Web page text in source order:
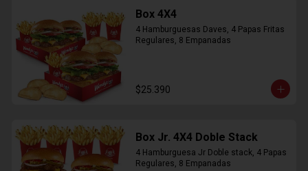
Box 4X4
4 Hamburguesas Daves, 4 Papas Fritas
Regulares, 8 Empanadas
$25.390
Box Jr. 4X4 Doble Stack
4 Hamburguesa Jr Doble stack, 4 Papas
Regulares, 8 Empanadas